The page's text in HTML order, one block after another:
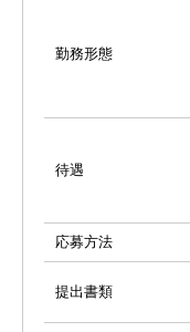
勤務形態
待遇
応募方法
提出書類